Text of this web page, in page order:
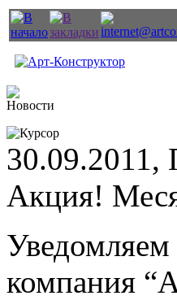
30.09.2011,
Акция!
Уведомляем
компания